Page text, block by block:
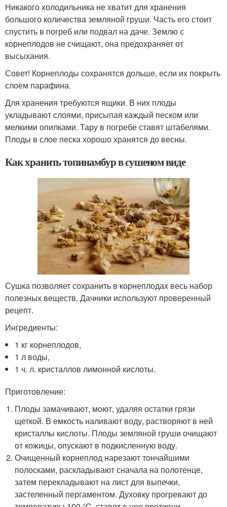
Никакого холодильника не хватит для хранения
большого количества земляной груши. Часть его стоит
спустить в погреб или подвал на даче. Землю с
корнеплодов не счищают, она предохраняет от
высыхания.
Совет! Корнеплоды сохранятся дольше, если их покрыть
слоем парафина.
Для хранения требуются ящики. В них плоды
укладывают слоями, присыпая каждый песком или
мелкими опилками. Тару в погребе ставят штабелями.
Плоды в слое песка хорошо хранятся до весны.
Как хранить топинамбур в сушеном виде
Сушка позволяет сохранить в корнеплодах весь набор
полезных веществ. Дачники используют проверенный
рецепт.
Ингредиенты:
1 кг корнеплодов,
1 л воды,
1 ч. л. кристаллов лимонной кислоты.
Приготовление:
Плоды замачивают, моют, удаляя остатки грязи
щеткой. В емкость наливают воду, растворяют в ней
кристаллы кислоты. Плоды земляной груши очищают
от кожицы, опускают в подкисленную воду.
Очищенный корнеплод нарезают тончайшими
полосками, раскладывают сначала на полотенце,
затем перекладывают на лист для выпечки,
застеленный пергаментом. Духовку прогревают до